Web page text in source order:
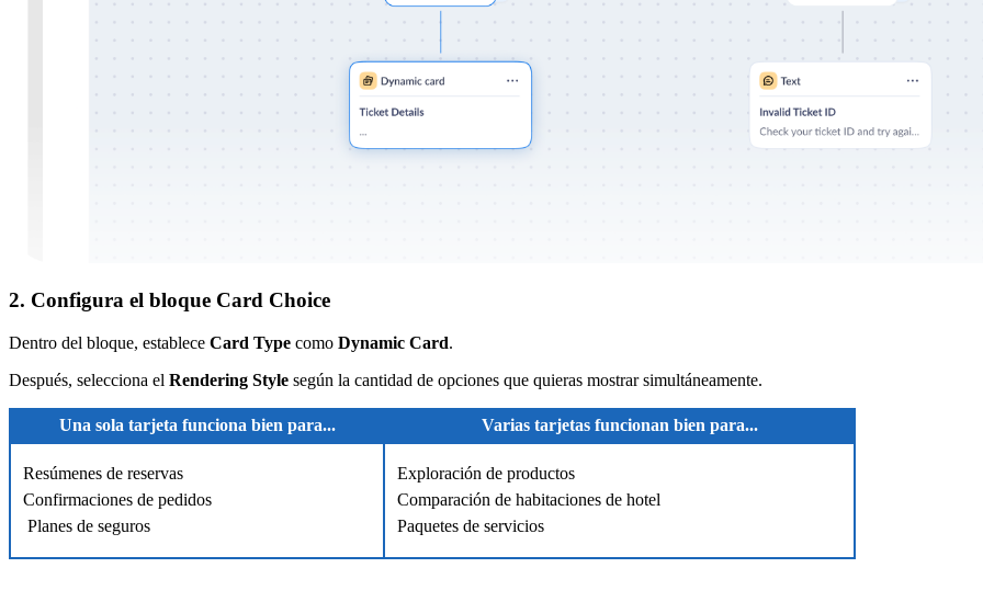
2. Configura el bloque Card Choice
Dentro del bloque, establece Card Type como Dynamic Card.
Después, selecciona el Rendering Style según la cantidad de opciones que quieras mostrar simultáneamente.
Una sola tarjeta funciona bien para... Varias tarjetas funcionan bien para...
Resúmenes de reservas
Confirmaciones de pedidos
Planes de seguros
Exploración de productos
Comparación de habitaciones de hotel
Paquetes de servicios